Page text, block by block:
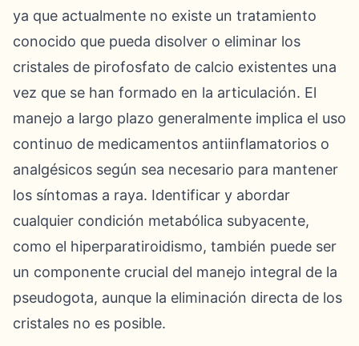
ya que actualmente no existe un tratamiento
conocido que pueda disolver o eliminar los
cristales de pirofosfato de calcio existentes una
vez que se han formado en la articulación. El
manejo a largo plazo generalmente implica el uso
continuo de medicamentos antiinflamatorios o
analgésicos según sea necesario para mantener
los síntomas a raya. Identificar y abordar
cualquier condición metabólica subyacente,
como el hiperparatiroidismo, también puede ser
un componente crucial del manejo integral de la
pseudogota, aunque la eliminación directa de los
cristales no es posible.